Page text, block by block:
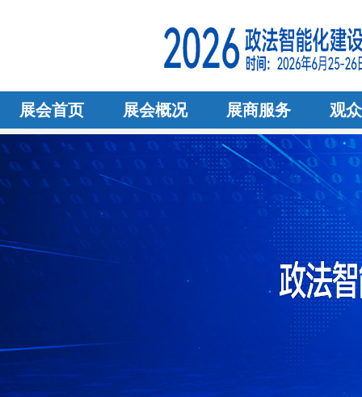
展会首页 展会概况 展商服务 观